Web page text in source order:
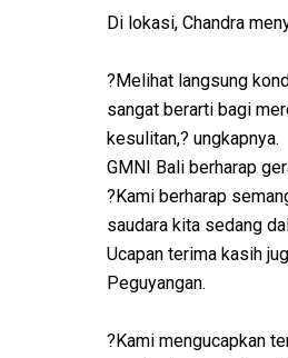
Di lokasi, Chandra
?Melihat langsung
sangat berarti bagi
kesulitan,? ungkapnya.
GMNI Bali berharap
?Kami berharap
saudara kita sedang
Ucapan terima kasih
Peguyangan.
?Kami mengucapkan